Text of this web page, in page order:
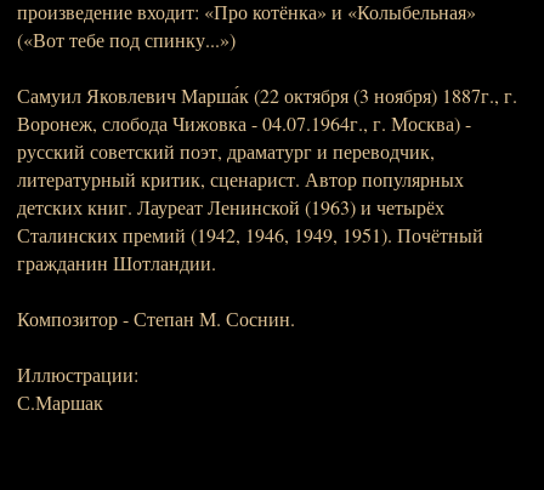
произведение входит: «Про котёнка» и «Колыбельная»
(«Вот тебе под спинку...»)
Самуил Яковлевич Марша́к (22 октября (3 ноября) 1887г., г.
Воронеж, слобода Чижовка - 04.07.1964г., г. Москва) -
русский советский поэт, драматург и переводчик,
литературный критик, сценарист. Автор популярных
детских книг. Лауреат Ленинской (1963) и четырёх
Сталинских премий (1942, 1946, 1949, 1951). Почётный
гражданин Шотландии.
Композитор - Степан М. Соснин.
Иллюстрации:
С.Маршак